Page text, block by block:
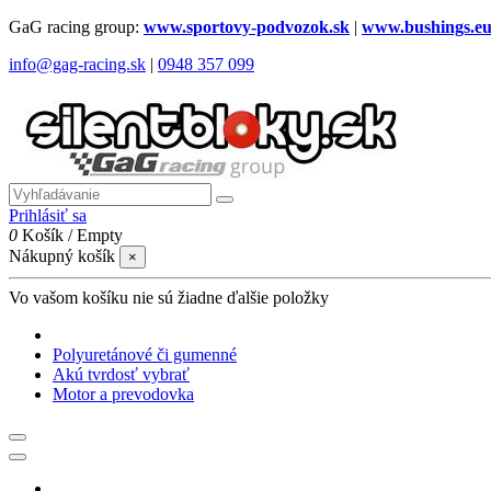
GaG racing group: www.sportovy-podvozok.sk | www.bushings.eu
info@gag-racing.sk | 0948 357 099
Prihlásiť sa
0 Košík /Empty
Nákupný košík
×
Vo vašom košíku nie sú žiadne ďalšie položky
Polyuretánové či gumenné
Akú tvrdosť vybrať
Motor a prevodovka